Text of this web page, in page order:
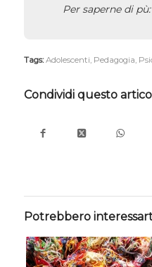
Per saperne di pù:
Tags: Adolescenti, Pedagogia,
Condividi questo
Potrebbero